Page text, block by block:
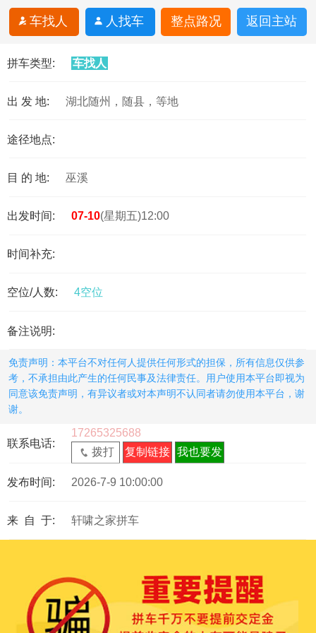
车找人 人找车 整点路况 返回主站
拼车类型: 车找人
出 发 地: 湖北随州，随县，等地
途径地点:
目 的 地: 巫溪
出发时间: 07-10(星期五)12:00
时间补充:
空位/人数: 4空位
备注说明:
免责声明：本平台不对任何人提供任何形式的担保，所有信息仅供参
考，不承担由此产生的任何民事及法律责任。用户使用本平台即视为
同意该免责声明，有异议者或对本声明不认同者请勿使用本平台，谢
谢。
联系电话:
17265325688
拨打
复制链接 我也要发
发布时间: 2026-7-9 10:00:00
来 自 于: 轩啸之家拼车